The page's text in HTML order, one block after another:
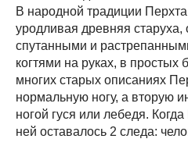
В народной традиции
уродливая древняя старуха,
спутанными и
когтями на руках, в
многих старых описаниях
нормальную ногу, а вторую
ногой гуся или лебедя.
ней оставалось 2 следа: